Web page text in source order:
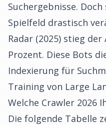
Suchergebnisse.
Spielfeld drastisch
Radar (2025) stieg
Prozent. Diese Bots
Indexierung für
Training von Large
Welche Crawler 2026
Die folgende Tabelle